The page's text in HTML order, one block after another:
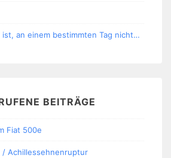
ist, an einem bestimmten Tag nicht…
BEITRÄGE
Fiat 500e
/ Achillessehnenruptur